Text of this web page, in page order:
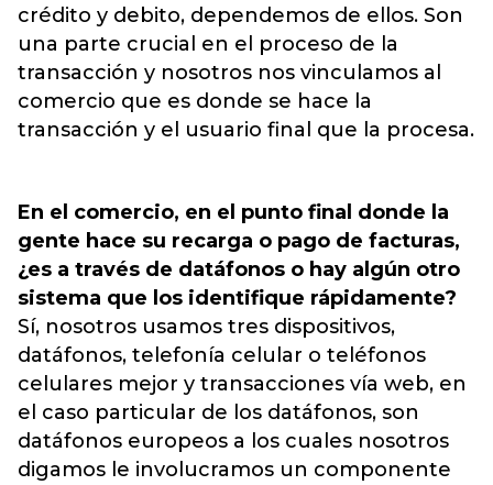
crédito y debito, dependemos de ellos. Son
una parte crucial en el proceso de la
transacción y nosotros nos vinculamos al
comercio que es donde se hace la
transacción y el usuario final que la procesa.
En el comercio, en el punto final donde la
gente hace su recarga o pago de facturas,
¿es a través de datáfonos o hay algún otro
sistema que los identifique rápidamente?
Sí, nosotros usamos tres dispositivos,
datáfonos, telefonía celular o teléfonos
celulares mejor y transacciones vía web, en
el caso particular de los datáfonos, son
datáfonos europeos a los cuales nosotros
digamos le involucramos un componente